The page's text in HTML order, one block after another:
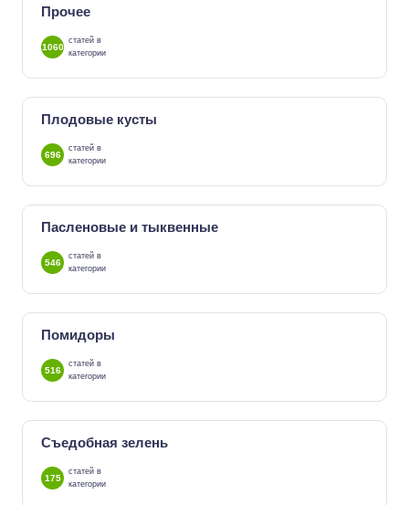
Прочее
1060
статей в
категории
Плодовые кусты
696
статей в
категории
Пасленовые и тыквенные
546
статей в
категории
Помидоры
516
статей в
категории
Съедобная зелень
175
статей в
категории